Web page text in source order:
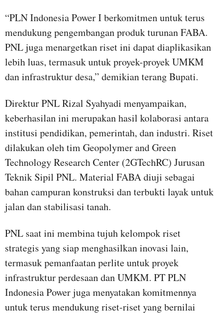
“PLN Indonesia Power I berkomitmen untuk terus
mendukung pengembangan produk turunan FABA.
PNL juga menargetkan riset ini dapat diaplikasikan
lebih luas, termasuk untuk proyek-proyek UMKM
dan infrastruktur desa,” demikian terang Bupati.
Direktur PNL Rizal Syahyadi menyampaikan,
keberhasilan ini merupakan hasil kolaborasi antara
institusi pendidikan, pemerintah, dan industri. Riset
dilakukan oleh tim Geopolymer and Green
Technology Research Center (2GTechRC) Jurusan
Teknik Sipil PNL. Material FABA diuji sebagai
bahan campuran konstruksi dan terbukti layak untuk
jalan dan stabilisasi tanah.
PNL saat ini membina tujuh kelompok riset
strategis yang siap menghasilkan inovasi lain,
termasuk pemanfaatan perlite untuk proyek
infrastruktur perdesaan dan UMKM. PT PLN
Indonesia Power juga menyatakan komitmennya
untuk terus mendukung riset-riset yang bernilai